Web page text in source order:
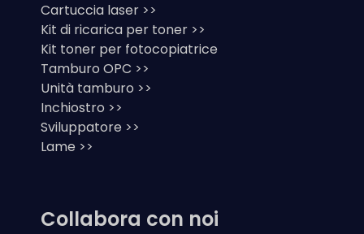
Cartuccia laser >>
Kit di ricarica per toner >>
Kit toner per fotocopiatrice
Tamburo OPC >>
Unità tamburo >>
Inchiostro >>
Sviluppatore >>
Lame >>
Collabora con noi